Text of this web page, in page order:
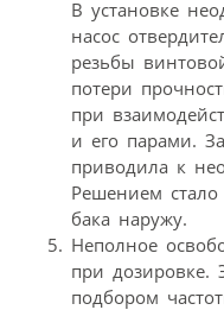
В установке
насос
резьбы
потери
при
и его парами.
приводила к
Решением
бака наружу.
Неполное
при дозировке.
подбором